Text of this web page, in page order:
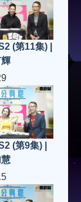
(第11集) |
(第9集) |